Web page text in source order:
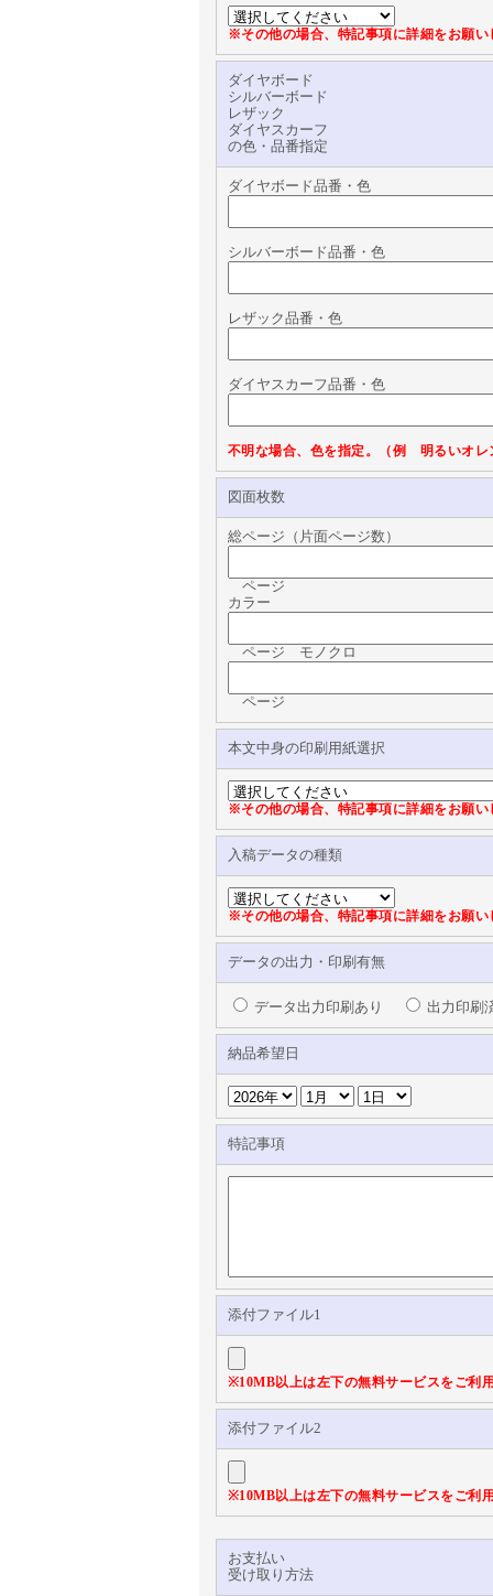
※その他の場合、特記事項に詳細をお願い
ダイヤボード
シルバーボード
レザック
ダイヤスカーフ
の色・品番指定
ダイヤボード品番・色
シルバーボード品番・色
レザック品番・色
ダイヤスカーフ品番・色
不明な場合、色を指定。（例 明るいオレ
図面枚数
総ページ（片面ページ数）
ページ
カラー
ページ モノクロ
ページ
本文中身の印刷用紙選択
※その他の場合、特記事項に詳細をお願い
入稿データの種類
※その他の場合、特記事項に詳細をお願い
データの出力・印刷有無
データ出力印刷あり 出力印刷
納品希望日
特記事項
添付ファイル1
※10MB以上は左下の無料サービスをご利
添付ファイル2
※10MB以上は左下の無料サービスをご利
お支払い
受け取り方法